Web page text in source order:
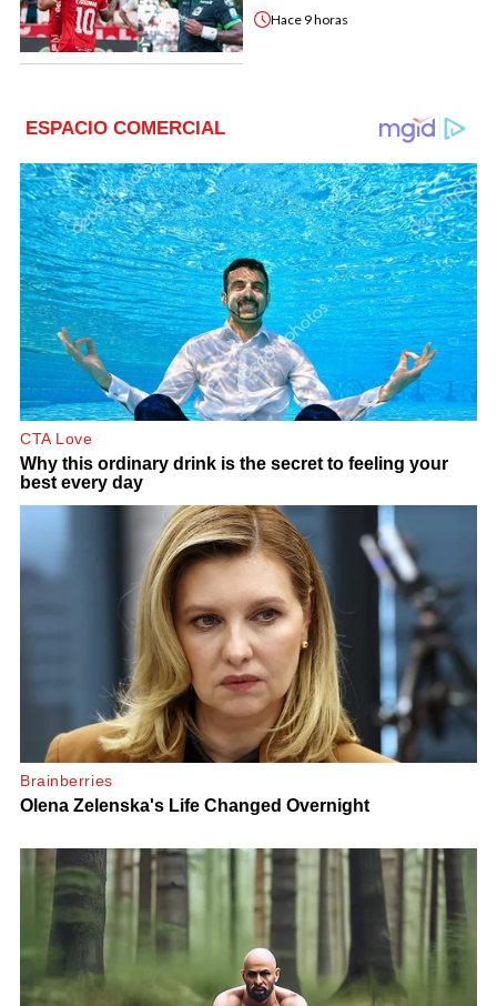
Hace 9 horas